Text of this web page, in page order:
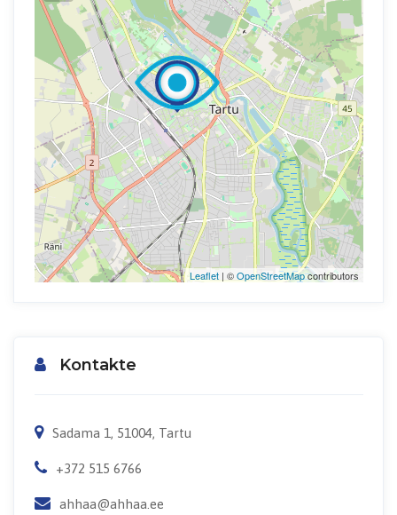
Leaflet| ©OpenStreetMapcontributors
Kontakte
Sadama 1, 51004, Tartu
+372 515 6766
ahhaa@ahhaa.ee